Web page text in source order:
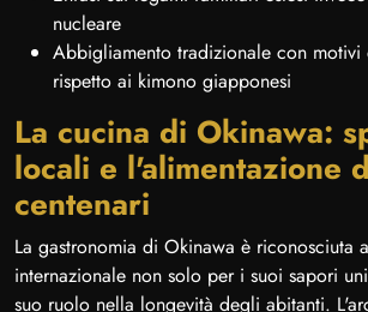
nucleare
Abbigliamento tradizionale con
rispetto ai kimono giapponesi
La cucina di Okinawa:
locali e l'alimentazione
centenari
La gastronomia di Okinawa è riconosciuta
internazionale non solo per i suoi sapori
suo ruolo nella longevità degli abitanti.